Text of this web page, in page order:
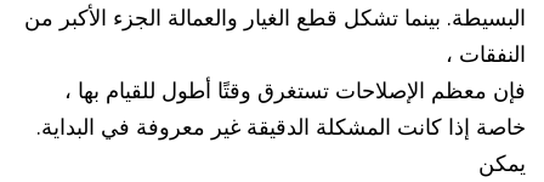
البسيطة. بينما تشكل قطع الغيار والعمالة الجزء الأكبر من
النفقات ،
فإن معظم الإصلاحات تستغرق وقتًا أطول للقيام بها ،
خاصة إذا كانت المشكلة الدقيقة غير معروفة في البداية.
يمكن